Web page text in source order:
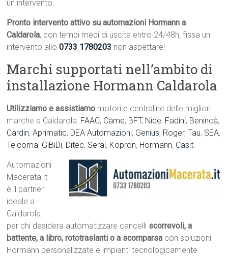
un intervento.
Pronto intervento attivo su automazioni Hormann a
Caldarola, con tempi medi di uscita entro 24/48h, fissa un
intervento allo0733 1780203 non aspettare!
Marchi supportati nell’ambito di
installazione Hormann Caldarola
Utilizziamo e assistiamo motori e centraline delle migliori
marche a Caldarola: FAAC, Came, BFT, Nice, Fadini, Benincà,
Cardin,Aprimatic, DEA Automazioni, Genius, Roger,Tau, SEA,
Telcoma, GiBiDi, Ditec, Serai, Kopron, Hormann, Casit.
Automazioni
Macerata.it
è il partner
ideale a
Caldarola
per chi desidera automatizzare cancelli scorrevoli, a
battente, a libro, rototraslanti o a scomparsa con soluzioni
Hormann personalizzate e impianti tecnologicamente